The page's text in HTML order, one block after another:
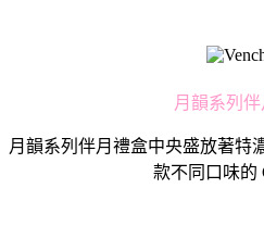
月韻系列
月韻系列伴月禮盒中央盛放著特
款不同口味的